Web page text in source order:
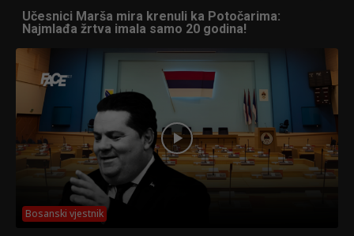
Učesnici Marša mira krenuli ka Potočarima:
Najmlađa žrtva imala samo 20 godina!
Bosanski vjestnik